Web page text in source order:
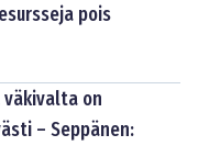
pois
on
– Seppänen: